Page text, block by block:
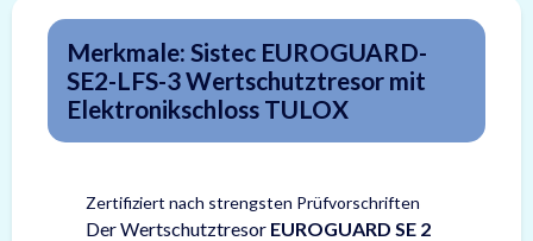
Merkmale: Sistec EUROGUARD-
SE2-LFS-3 Wertschutztresor mit
Elektronikschloss TULOX
Zertifiziert nach strengsten Prüfvorschriften
Der Wertschutztresor EUROGUARD SE 2